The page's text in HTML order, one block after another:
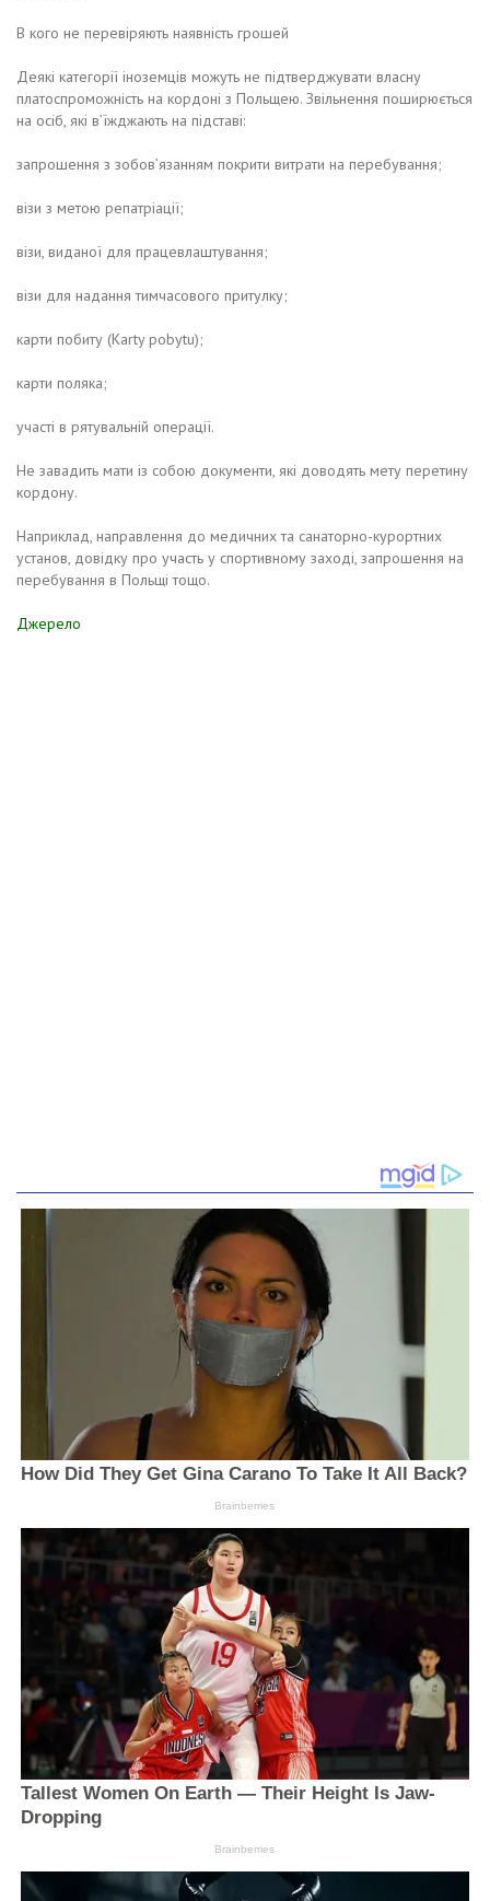
В кого не перевіряють наявність грошей
Деякі категорії іноземців можуть не підтверджувати власну
платоспроможність на кордоні з Польщею. Звільнення поширюється
на осіб, які в’їжджають на підставі:
запрошення з зобов’язанням покрити витрати на перебування;
візи з метою репатріації;
візи, виданої для працевлаштування;
візи для надання тимчасового притулку;
карти побиту (Karty pobytu);
карти поляка;
участі в рятувальній операції.
Не завадить мати із собою документи, які доводять мету перетину
кордону.
Наприклад, направлення до медичних та санаторно-курортних
установ, довідку про участь у спортивному заході, запрошення на
перебування в Польщі тощо.
Джерело